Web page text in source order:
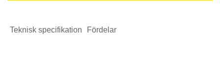
Teknisk specifikation Fördelar